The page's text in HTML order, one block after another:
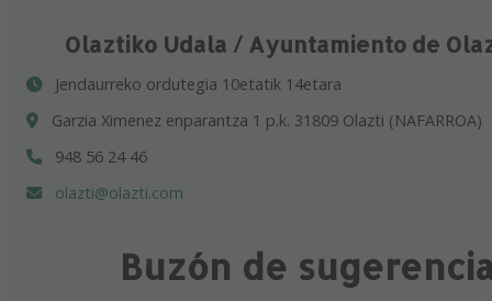
Olaztiko Udala / Ayuntamiento de
Jendaurreko ordutegia 10etatik 14etara
Garzia Ximenez enparantza 1 p.k. 31809 Olazti (NAFARROA)
948 56 24 46
olazti@olazti.com
Buzón de